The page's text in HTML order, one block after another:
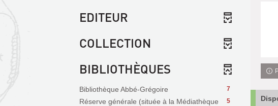
EDITEUR
COLLECTION
BIBLIOTHÈQUES
7
Bibliothèque Abbé-Grégoire
5
Réserve générale (située à la Médiathèque